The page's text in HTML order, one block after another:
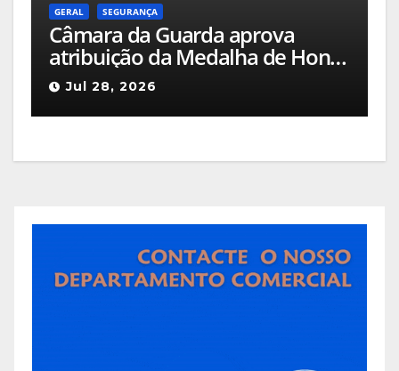
GERAL SEGURANÇA
Câmara da Guarda aprova
atribuição da Medalha de Honra
de Grau Ouro à Associação
Humanitária de Bombeiros
Voluntários da Guarda
Jul 28, 2026